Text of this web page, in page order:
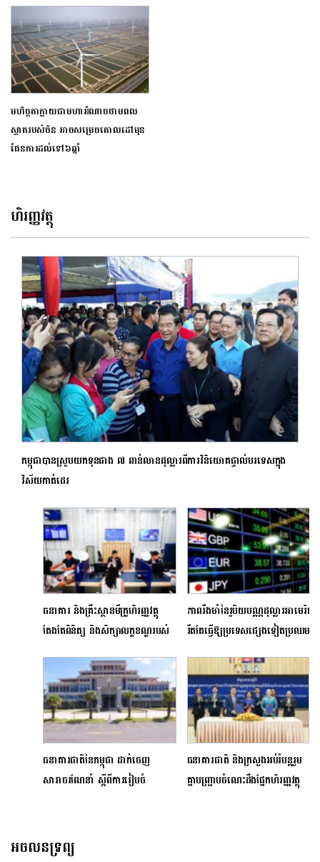
មហិច្ឆតាក្លាយជាមហាអំណាចថាមពល
ស្អាតរបស់ចិន អាចសម្រេចគោលដៅមុន
ផែនការដល់ទៅ៦ឆ្នាំ
ហិរញ្ញវត្ថុ
កម្ពុជាបានស្រូបយកទុនជាង ៧ ពាន់លានដុល្លារពីការវិនិយោគផ្ទាល់បរទេសក្នុង
វិស័យកាត់ដេរ
ធនាគារ និងគ្រឹះស្ថានមីក្រូហិរញ្ញវត្ថុ
តែងតែពិនិត្យ និងសិក្សាលក្ខខណ្ឌរបស់
ភាពរឹងមាំនៃរូបិយបណ្ណដុល្លារអាមេរិក
រឹតតែធ្វើឱ្យប្រទេសផ្សេងទៀតប្រឈម
ធនាគារជាតិនៃកម្ពុជា ដាក់ចេញ
សារាចរណែនាំ ស្តីពីការរៀបចំ
ធនាគារជាតិ និងក្រសួងអប់រំបន្តរួម
គ្នាបញ្ជ្រាបចំណេះដឹងផ្នែកហិរញ្ញវត្ថុ
អចលនទ្រព្យ